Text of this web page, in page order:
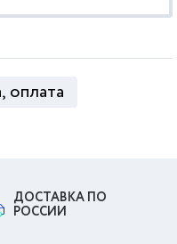
оплата
ДОСТАВКА ПО
РОССИИ